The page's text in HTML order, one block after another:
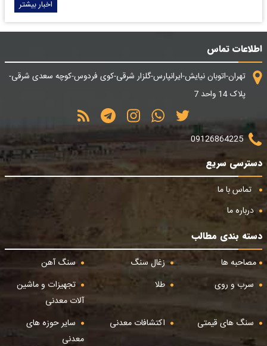
اخبار بیشتر
اطلاعات تماس
تهران-اتوبان نیایش-ایرانپارس-گلزار شرقی-کوی فردوس-کوچه سعدی شرقی-
پلاک 14 واحد 7
09126864225
دسترسی سریع
تماس با ما
درباره ما
دسته بندی مطالب
مصاحبه ها
زغال سنگ
سنگ آهن
سرب و روی
طلا
تجهیزات و ماشین
آلات معدنی
سنگ های قیمتی
اکتشافات معدنی
سایر حوزه های
معدنی